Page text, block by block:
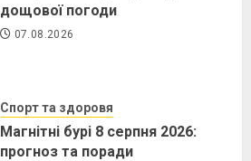
дощової погоди
07.08.2026
Спорт та здоровя
Магнітні бурі 8 серпня 2026:
прогноз та поради